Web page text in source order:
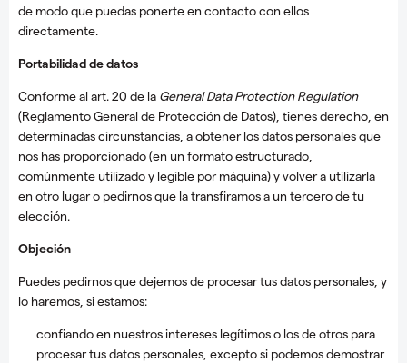
de modo que puedas ponerte en contacto con ellos
directamente.
Portabilidad de datos
Conforme al art. 20 de la General Data Protection Regulation
(Reglamento General de Protección de Datos), tienes derecho, en
determinadas circunstancias, a obtener los datos personales que
nos has proporcionado (en un formato estructurado,
comúnmente utilizado y legible por máquina) y volver a utilizarla
en otro lugar o pedirnos que la transfiramos a un tercero de tu
elección.
Objeción
Puedes pedirnos que dejemos de procesar tus datos personales, y
lo haremos, si estamos:
confiando en nuestros intereses legítimos o los de otros para
procesar tus datos personales, excepto si podemos demostrar